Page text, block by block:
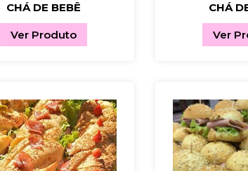
CHÁ DE BEBÊ
Ver Produto
CHÁ
Ver